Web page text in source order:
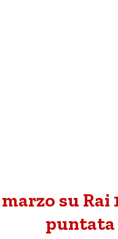
su
puntata